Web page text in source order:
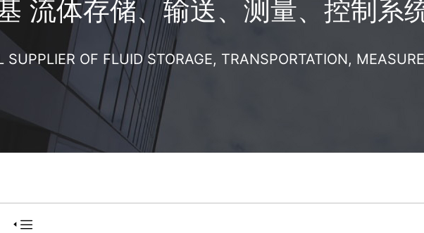
流体存储、输送、测量、控制系
SUPPLIER OF FLUID STORAGE, TRANSPORTATION,
 